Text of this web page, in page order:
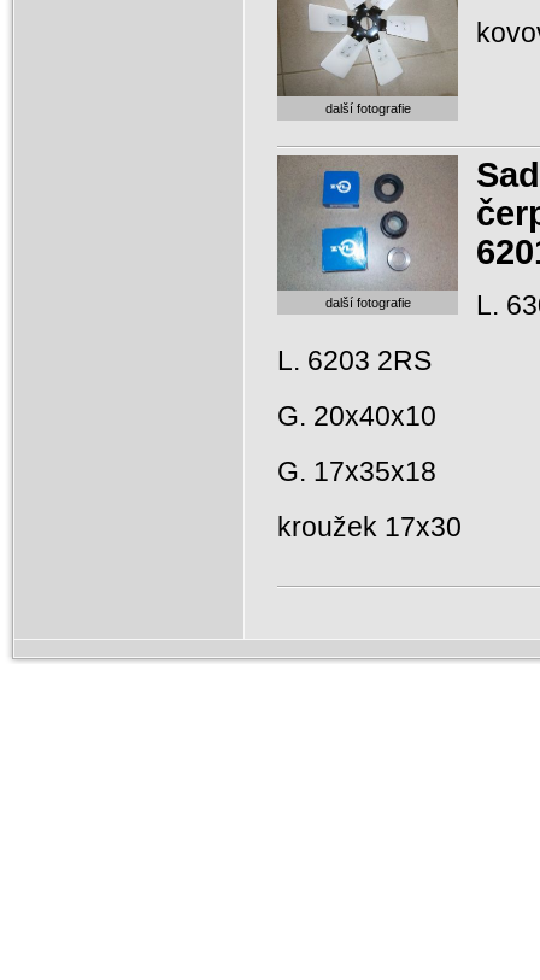
další fotografie
další fotografie
L.
L. 6203 2RS
G. 20x40x10
G. 17x35x18
kroužek 17x30